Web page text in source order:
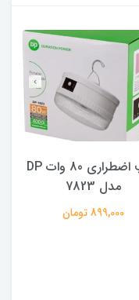
لامپ اضطراری 80 وات DP
مدل 7823
899,000 تومان